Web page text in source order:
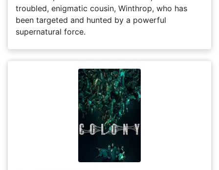
troubled, enigmatic cousin, Winthrop, who has
been targeted and hunted by a powerful
supernatural force.